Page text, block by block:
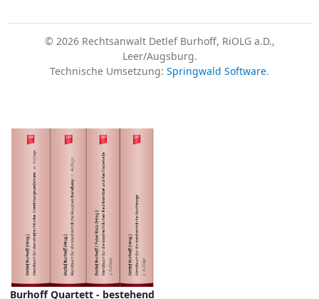
© 2026 Rechtsanwalt Detlef Burhoff, RiOLG a.D.,
Leer/Augsburg.
Technische Umsetzung: Springwald Software.
Burhoff Quartett - bestehend